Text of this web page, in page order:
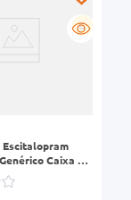
G
Caixa 30
Revestidos